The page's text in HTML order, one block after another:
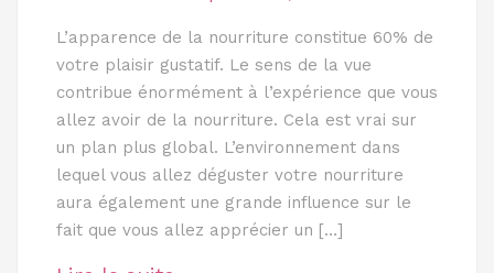
L’apparence de la nourriture constitue 60% de
votre plaisir gustatif. Le sens de la vue
contribue énormément à l’expérience que vous
allez avoir de la nourriture. Cela est vrai sur
un plan plus global. L’environnement dans
lequel vous allez déguster votre nourriture
aura également une grande influence sur le
fait que vous allez apprécier un […]